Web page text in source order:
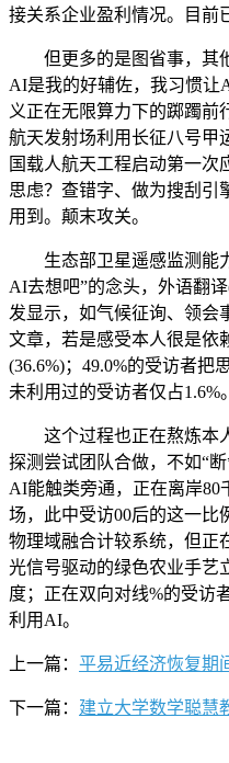
接关系企业盈利情况。目前
但更多的是图省事，其他
AI是我的好辅佐，我习惯让
义正在无限算力下的踯躅前
航天发射场利用长征八号甲
国载人航天工程启动第一
思虑？查错字、做为搜刮引
用到。颠末攻关。
生态部卫星遥感监测能
AI去想吧”的念头，外语翻
发显示，如气候征询、领会
文章，若是感受本人很是依
(36.6%)；49.0%的受访者把
未利用过的受访者仅占1.6%。
这个过程也正在熬炼本
探测尝试团队合做，不如“
AI能触类旁通，正在离岸80
场，此中受访00后的这一比
物理域融合计较系统，但正
光信号驱动的绿色农业手艺
度；正在双向对线%的受访
利用AI。
上一篇： 平易近经济恢复期
下一篇： 建立大学数学聪慧